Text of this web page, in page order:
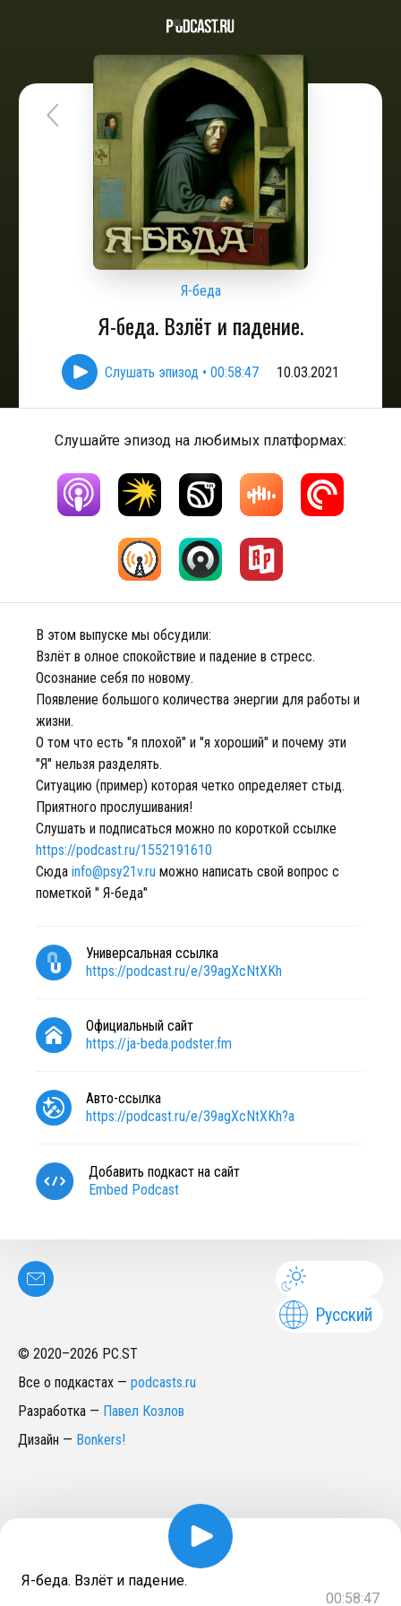
Я-беда
Я-беда. Взлёт и падение.
Слушать эпизод • 00:58:47 10.03.2021
Слушайте эпизод на любимых платформах:
В этом выпуске мы обсудили:
Взлёт в олное спокойствие и падение в стресс.
Осознание себя по новому.
Появление большого количества энергии для работы и
жизни.
О том что есть "я плохой" и "я хороший" и почему эти
"Я" нельзя разделять.
Ситуацию (пример) которая четко определяет стыд.
Приятного прослушивания!
Слушать и подписаться можно по короткой ссылке
https://podcast.ru/1552191610
Сюда info@psy21v.ru можно написать свой вопрос с
пометкой " Я-беда"
Универсальная ссылка
https://podcast.ru/e/39agXcNtXKh
Официальный сайт
https://ja-beda.podster.fm
Авто-ссылка
https://podcast.ru/e/39agXcNtXKh?a
Добавить подкаст на сайт
Embed Podcast
Русский
© 2020–2026 PC.ST
Все о подкастах — podcasts.ru
Разработка — Павел Козлов
Дизайн — Bonkers!
Я-беда. Взлёт и падение.
00:58:47